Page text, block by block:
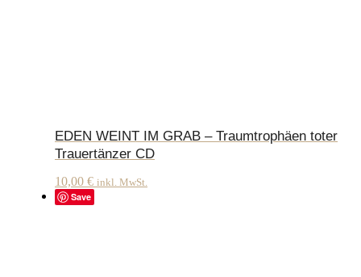
EDEN WEINT IM GRAB – Traumtrophäen toter
Trauertänzer CD
10,00 € inkl. MwSt.
Save